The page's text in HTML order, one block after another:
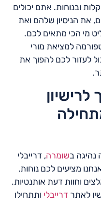
ובנוחות. אתם יכולים
את הניסיון שלהם ואת
מי הכי מתאים לכם.
למציאת מורי
לעזור לכם להפוך את
בשומרה, דרייבלי
מציעים לכם נוחות,
וחוות דעת אותנטיות.
לאתר דרייבלי ותתחילו